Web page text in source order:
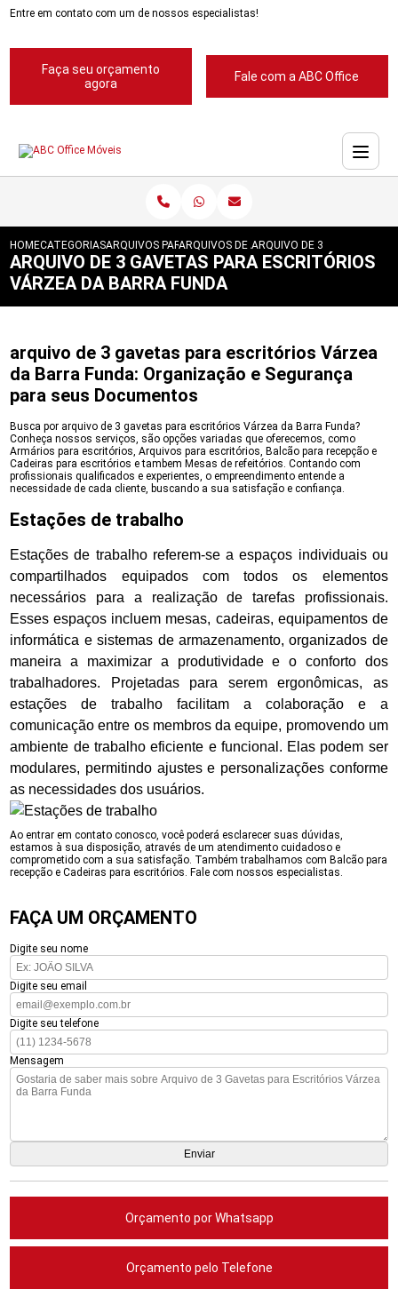
Entre em contato com um de nossos especialistas!
Faça seu orçamento
agora
Fale com a ABC Office
HOMECATEGORIASARQUIVOS PARA ESCRITORIOS
ARQUIVOS DE ACO 4 GAVETAS
ARQUIVO DE 3 GAVETAS
ARQUIVO DE 3 GAVETAS PARA ESCRITÓRIOS
VÁRZEA DA BARRA FUNDA
arquivo de 3 gavetas para escritórios Várzea
da Barra Funda: Organização e Segurança
para seus Documentos
Busca por arquivo de 3 gavetas para escritórios Várzea da Barra Funda?
Conheça nossos serviços, são opções variadas que oferecemos, como
Armários para escritórios, Arquivos para escritórios, Balcão para recepção e
Cadeiras para escritórios e tambem Mesas de refeitórios. Contando com
profissionais qualificados e experientes, o empreendimento entende a
necessidade de cada cliente, buscando a sua satisfação e confiança.
Estações de trabalho
Estações de trabalho referem-se a espaços individuais ou
compartilhados equipados com todos os elementos
necessários para a realização de tarefas profissionais.
Esses espaços incluem mesas, cadeiras, equipamentos de
informática e sistemas de armazenamento, organizados de
maneira a maximizar a produtividade e o conforto dos
trabalhadores. Projetadas para serem ergonômicas, as
estações de trabalho facilitam a colaboração e a
comunicação entre os membros da equipe, promovendo um
ambiente de trabalho eficiente e funcional. Elas podem ser
modulares, permitindo ajustes e personalizações conforme
as necessidades dos usuários.
Ao entrar em contato conosco, você poderá esclarecer suas dúvidas,
estamos à sua disposição, através de um atendimento cuidadoso e
comprometido com a sua satisfação. Também trabalhamos com Balcão para
recepção e Cadeiras para escritórios. Fale com nossos especialistas.
FAÇA UM ORÇAMENTO
Digite seu nome
Digite seu email
Digite seu telefone
Mensagem
Orçamento por Whatsapp
Orçamento pelo Telefone